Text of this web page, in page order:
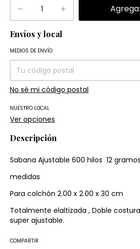
Envíos y local
Entregas para el CP:
MEDIOS DE ENVÍO
No sé mi código postal
NUESTRO LOCAL
Ver opciones
Descripción
Sabana Ajustable 600 hilos 12
medidas
Para colchón 2.00 x 2.00 x 30 cm
Totalmente elaltizada , Doble
super ajustable.
COMPARTIR